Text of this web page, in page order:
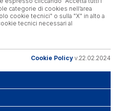
Trasparenza
Cookie Policy
Privacy Policy
categorie di cookies nell’area
cookie tecnici" o sulla "X" in alto a
tecnici necessari al
Cookie Policy v.22.02.2024